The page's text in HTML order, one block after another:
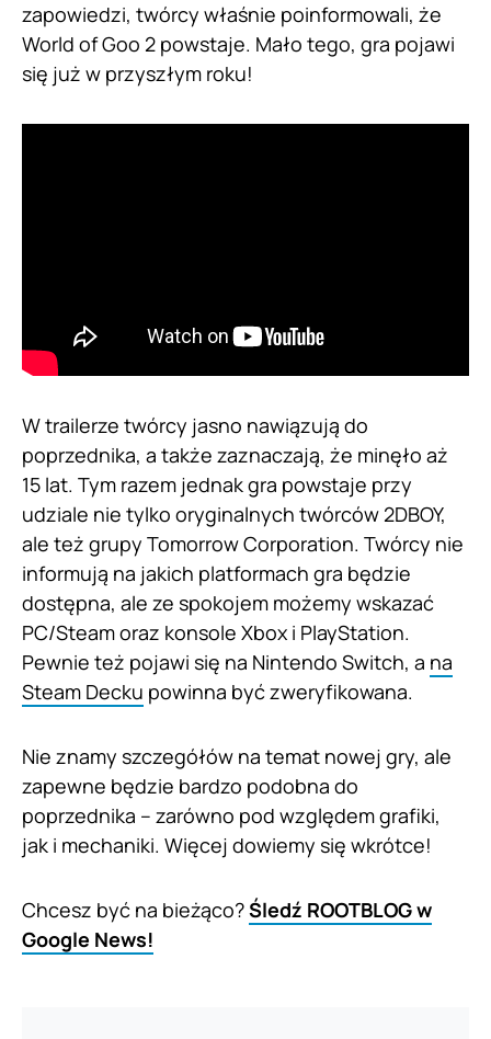
zapowiedzi, twórcy właśnie poinformowali, że
World of Goo 2 powstaje. Mało tego, gra pojawi
się już w przyszłym roku!
W trailerze twórcy jasno nawiązują do
poprzednika, a także zaznaczają, że minęło aż
15 lat. Tym razem jednak gra powstaje przy
udziale nie tylko oryginalnych twórców 2DBOY,
ale też grupy Tomorrow Corporation. Twórcy nie
informują na jakich platformach gra będzie
dostępna, ale ze spokojem możemy wskazać
PC/Steam oraz konsole Xbox i PlayStation.
Pewnie też pojawi się na Nintendo Switch, a na
Steam Decku powinna być zweryfikowana.
Nie znamy szczegółów na temat nowej gry, ale
zapewne będzie bardzo podobna do
poprzednika – zarówno pod względem grafiki,
jak i mechaniki. Więcej dowiemy się wkrótce!
Chcesz być na bieżąco?Śledź ROOTBLOG w
Google News!